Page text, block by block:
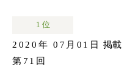
1 位
2020年 07月01日
掲載
第71回